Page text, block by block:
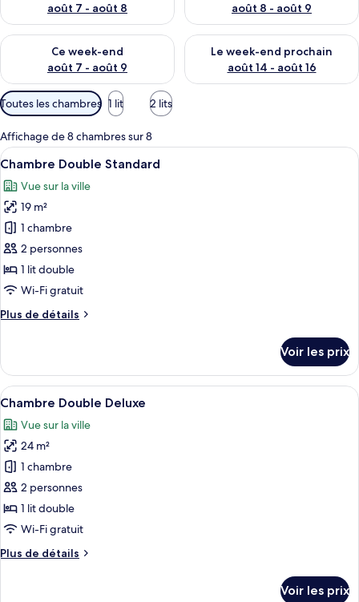
août 7 - août 8
août 8 - août 9
Ce week-end
août 7 - août 9
Vérifier la disponibilité pour ce week-end août 7 - août 9
Le week-end prochain
août 14 - août 16
Vérifier la disponibilité pour
Filtres
disponibles
pour
les
chambres
Toutes les chambres 1 lit 2 lits
Affichage de 8 chambres sur 8
Afficher
toutes
les
photos
pour
ce
type
de
chambre :
Chambre
Une chambre d’hôtel avec un grand
3
Chambre Double Standard
Vue sur la ville
19 m²
1 chambre
2 personnes
1 lit double
Wi-Fi gratuit
Plus de détails
Plus
le
type
de
Chambre
Double
Standard
Voir les prix
Afficher
toutes
les
photos
pour
ce
type
de
chambre :
Chambre
Une chambre d’hôtel avec un
5
Chambre Double Deluxe
Vue sur la ville
24 m²
1 chambre
2 personnes
1 lit double
Wi-Fi gratuit
Plus de détails
Plus
Voir les prix